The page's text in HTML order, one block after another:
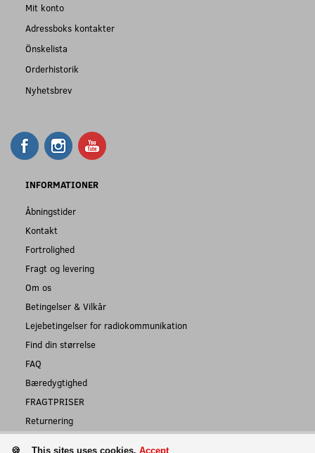
Mit konto
Adressboks kontakter
Önskelista
Orderhistorik
Nyhetsbrev
INFORMATIONER
Åbningstider
Kontakt
Fortrolighed
Fragt og levering
Om os
Betingelser & Vilkår
Lejebetingelser for radiokommunikation
Find din størrelse
FAQ
Bæredygtighed
FRAGTPRISER
Returnering
This sites uses cookies. Accept